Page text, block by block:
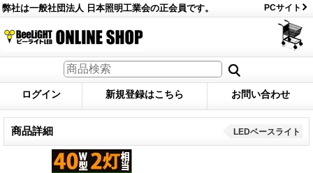
弊社は一般社団法人 日本照明工業会の正会員です。 PCサイト
ログイン 新規登録はこちら お問い合わせ
商品詳細 LEDベースライト